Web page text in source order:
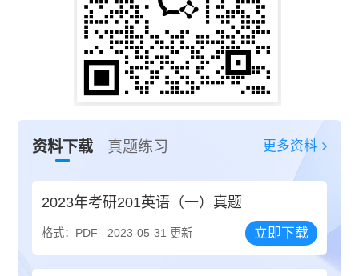
资料下载 真题练习 更多资料
2023年考研201英语（一）真题
格式：PDF 2023-05-31 更新 立即下载